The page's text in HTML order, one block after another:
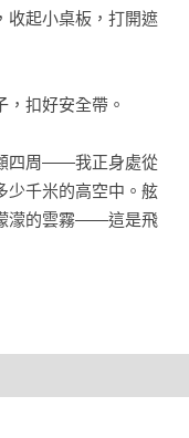
收起小桌板，打開遮
扣好安全帶。
四周——我正身處從
少千米的高空中。舷
濛的雲霧——這是飛
的那個夢。
分析，剛才做的那
在海底，是因為我